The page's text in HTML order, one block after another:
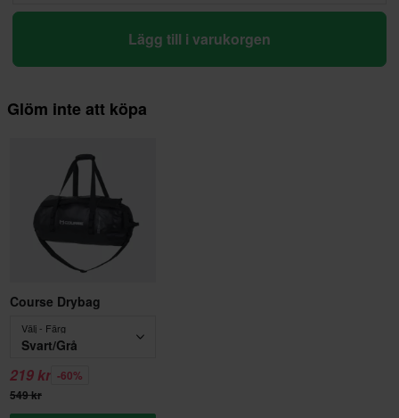
Lägg till i varukorgen
Glöm inte att köpa
Course Drybag
Välj - Färg
Svart/Grå
219 kr -60%
549 kr